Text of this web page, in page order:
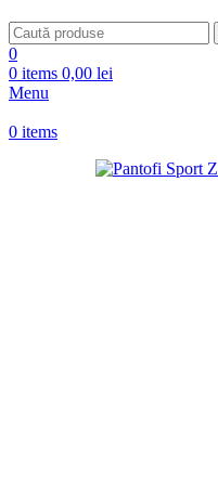
0
0 items 0,00 lei
Menu
0 items